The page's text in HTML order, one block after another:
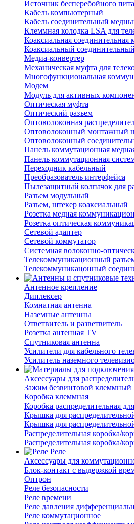
Источник бесперебойного
Кабель компьютерный
Кабель соединительный
Клеммная колодка LSA для
Коаксиальная соединительная
Коаксиальный
Медиа-конвертер
Механическая муфта для
Многофункциональная
Модем
Модуль для активных
Оптическая муфта
Оптический разъем
Оптоволоконная
Оптоволоконный монтажный
Оптоволоконный
Панель коммутационная
Панель коммутационная
Переходник кабельный
Преобразователь интерфейса
Пылезащитный колпачок для
Разъем модульный
Разъем, штекер коаксиальный
Розетка медная
Розетка оптическая
Сетевой адаптер
Сетевой коммутатор
Системная волоконно-
Телекоммуникационный
Телекоммуникацонный
Антенное крепление
Диплексер
Комнатная антенна
Наземные антенны
Ответвитель и разветвитель
Розетка антенная TV
Спутниковая антенна
Усилители для кабельного
Усилитель наземного
Аксессуары для
Зажим безвинтовой клеммный
Коробка клеммная
Коробка распределительная
Крышка для
Крышка для
Распределительная коробка/
Распределительная коробка/
Реле
Аксессуары для
Блок-контакт с выдержкой
Оптрон
Реле безопасности
Реле времени
Реле давления
Реле коммутационное